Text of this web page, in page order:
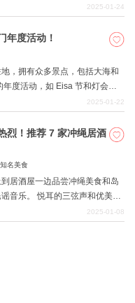
荐的摄影景点，让您拍出好看的
2025-01-24
年度活动！
，拥有众多景点，包括大海和
度活动，如 Eisa 节和灯会。
2025-01-22
烈！推荐 7 家冲绳居酒
名美食
居酒屋一边品尝冲绳美食和岛
音乐。 悦耳的三弦声和优美的
文介绍了提供美食和现场民族音
2025-01-08